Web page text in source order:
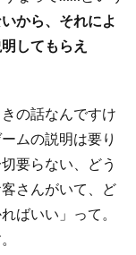
から、それによ
してもらえ
の話なんですけ
ムの説明は要り
要らない、どう
さんがいて、ど
ばいい」って。